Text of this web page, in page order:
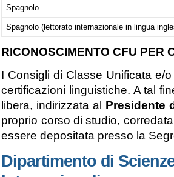
Spagnolo
Spagnolo (lettorato internazionale in lingua
RICONOSCIMENTO CFU PER
I Consigli di Classe Unificata e/
certificazioni linguistiche. A tal
libera, indirizzata al Presidente
proprio corso di studio,
essere depositata presso la
Dipartimento di